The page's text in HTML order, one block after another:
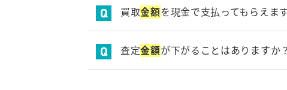
買取金額を現金で支払ってもらえま
買取金額の支払はお客様指定の口座への
査定金額が下がることはありますか？